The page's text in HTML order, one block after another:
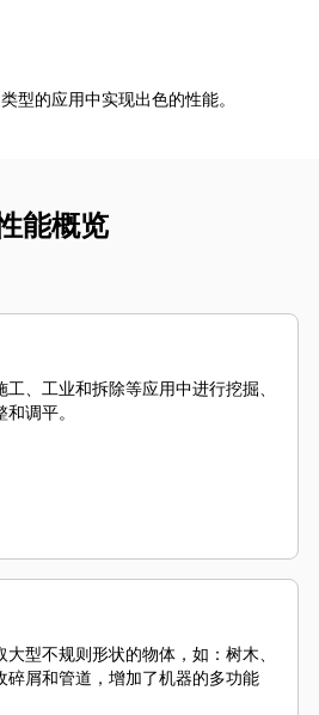
型的应用中实现出色的性能。
能概览
、工业和拆除等应用中进行挖掘、
调平。
型不规则形状的物体，如：树木、
碎屑和管道，增加了机器的多功能